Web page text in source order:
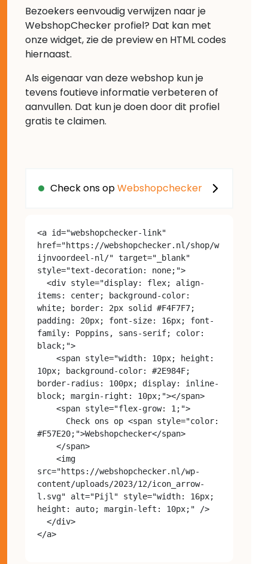
Bezoekers eenvoudig verwijzen naar je
WebshopChecker profiel? Dat kan met
onze widget, zie de preview en HTML codes
hiernaast.
Als eigenaar van deze webshop kun je
tevens foutieve informatie verbeteren of
aanvullen. Dat kun je doen door dit profiel
gratis te claimen.
Check ons opWebshopchecker
<a id="webshopchecker-link"
href="https://webshopchecker.nl/shop/w
ijnvoordeel-nl/" target="_blank"
style="text-decoration: none;">
items: center; background-color:
white; border: 2px solid #F4F7F7;
padding: 20px; font-size: 16px; font-
family: Poppins, sans-serif; color:
black;">
10px; background-color: #2E984F;
border-radius: 100px; display: inline-
block; margin-right: 10px;"></span>
#F57E20;">Webshopchecker</span>
src="https://webshopchecker.nl/wp-
content/uploads/2023/12/icon_arrow-
l.svg" alt="Pijl" style="width: 16px;
height: auto; margin-left: 10px;" />